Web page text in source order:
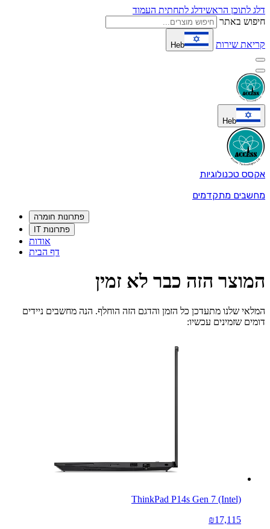
דלג לתוכן הראשידלג לתחתית העמוד
חיפוש באתר
קריאת שירות Heb
Heb
אקסס טכנולוגיות
מחשבים מתקדמים
פתרונות חומרה
פתרונות IT
אודות
דף הבית
המוצר הזה כבר לא זמין
המלאי שלנו מתעדכן כל הזמן והדגם הזה הוחלף. הנה מחשבים ניידים
דומים שזמינים עכשיו:
ThinkPad P14s Gen 7 (Intel)
₪17,115